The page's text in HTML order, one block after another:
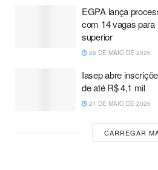
EGPA lança
com 14 vagas
superior
26 DE MAIO DE 2026
Iasep abre
de até R$ 4,1 mil
21 DE MAIO DE 2026
CARREGAR